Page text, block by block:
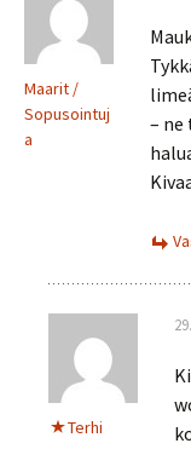
Maarit /
Sopusointuj
a
–
Terhi